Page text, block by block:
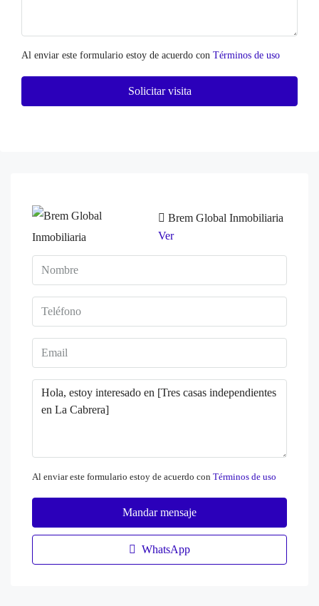
Al enviar este formulario estoy de acuerdo con Términos de uso
Solicitar visita
Brem Global Inmobiliaria
Ver
Al enviar este formulario estoy de acuerdo con Términos de uso
Mandar mensaje
WhatsApp